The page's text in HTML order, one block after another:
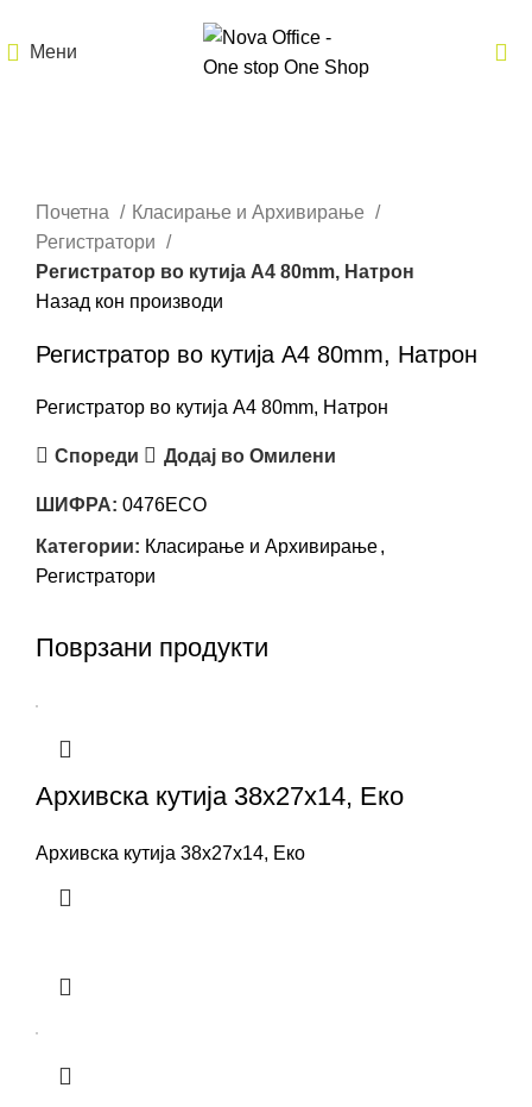
Мени
Почетна
Класирање и Архивирање
Регистратори
Регистратор во кутија A4 80mm, Натрон
Назад кон производи
Регистратор во кутија A4 80mm, Натрон
Регистратор во кутија А4 80mm, Натрон
Спореди Додај во Омилени
ШИФРА: 0476ECO
Категории: Класирање и Архивирање,
Регистратори
Поврзани продукти
Архивска кутија 38x27x14, Еко
Архивска кутија 38x27x14, Еко